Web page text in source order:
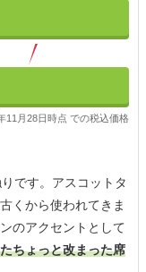
11月28日時点 での税込価格
です。アスコットタ
くから使われてきま
のアクセントとして
ちょっと改まった席